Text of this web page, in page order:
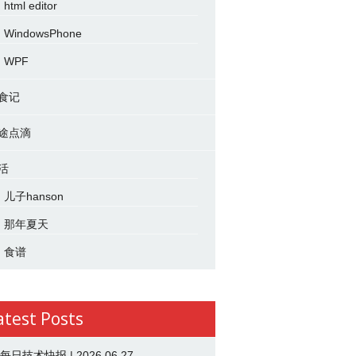
html editor
WindowsPhone
WPF
记
点滴
儿子hanson
那年夏天
食谱
Posts